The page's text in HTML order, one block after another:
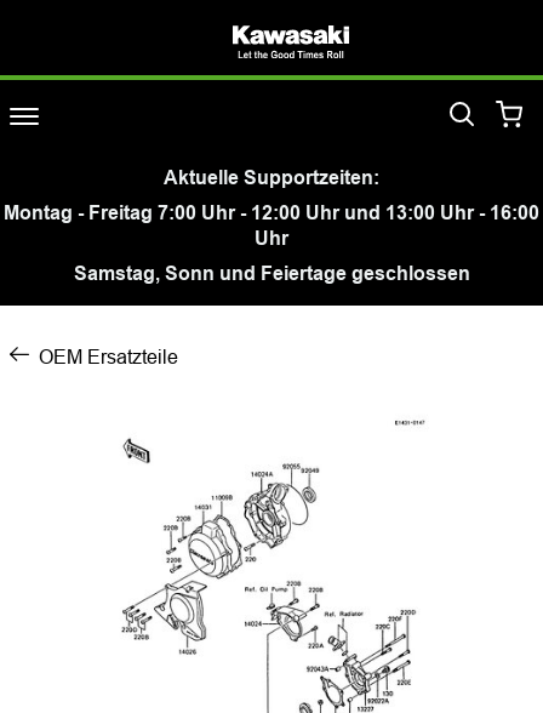
Aktuelle Supportzeiten:
Montag - Freitag 7:00 Uhr - 12:00 Uhr und 13:00 Uhr - 16:00
Uhr
Samstag, Sonn und Feiertage geschlossen
OEM Ersatzteile